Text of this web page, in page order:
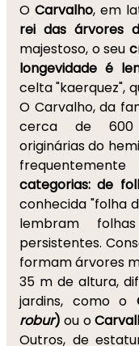
O Carvalho, em
rei das árvores
majestoso, o seu
longevidade é
celta "kaerquez",
O Carvalho, da
cerca de 600
originárias do
categorias: de
conhecida "folha
lembram
persistentes.
formam árvores
35 m de altura,
jardins, como o
robur) ou o
Outros, de